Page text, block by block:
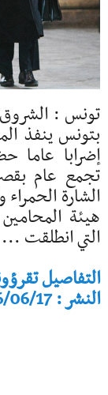
تونس :
إضرابا عاما
تجمع عام
الشارة
هيئة
التي انطلقت ...
التفاصيل
النشر : 2026/06/17